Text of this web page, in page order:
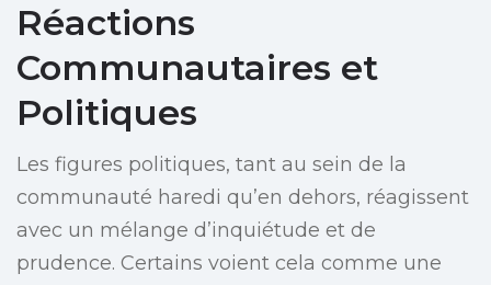
Réactions
Communautaires et
Politiques
Les figures politiques, tant au sein de la
communauté haredi qu’en dehors, réagissent
avec un mélange d’inquiétude et de
prudence. Certains voient cela comme une